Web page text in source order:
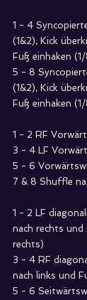
1 - 4
(1&2), Kick
Fuß einhaken
5 - 8
(1&2), Kick
Fuß einhaken
1 - 2 RF
3 - 4 LF
5 - 6
7 & 8 Shuffle
1 - 2 LF
nach rechts und
rechts)
3 - 4 RF
nach links und
5 - 6